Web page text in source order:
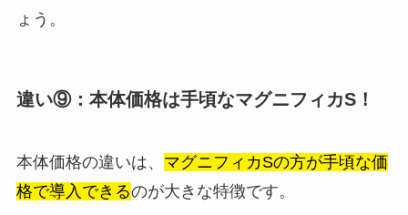
ょう。
違い⑨：本体価格は手頃なマグニフィカS！
本体価格の違いは、 マグニフィカSの方が手頃な価
格で導入できるのが大きな特徴です。